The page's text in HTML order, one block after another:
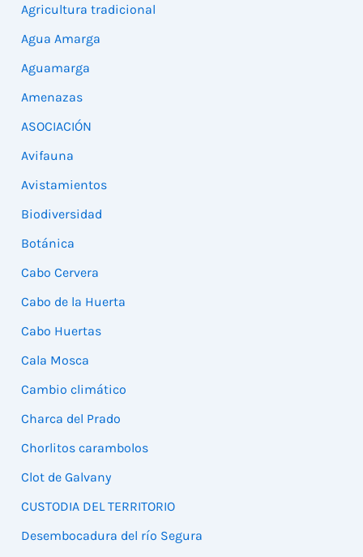
Agricultura tradicional
Agua Amarga
Aguamarga
Amenazas
ASOCIACIÓN
Avifauna
Avistamientos
Biodiversidad
Botánica
Cabo Cervera
Cabo de la Huerta
Cabo Huertas
Cala Mosca
Cambio climático
Charca del Prado
Chorlitos carambolos
Clot de Galvany
CUSTODIA DEL TERRITORIO
Desembocadura del río Segura